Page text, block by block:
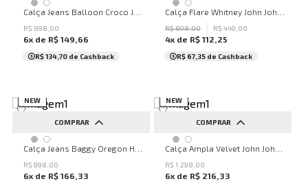
32 34 36 38
40
42
...
R$ 898 00
6x de R$ 149,66
R$ 134,70 de Cashback
PP P M G GG
R$898,00 R$ 449 00
4x de R$ 112,25
R$ 67,35 de Cashback
NEW
COMPRAR
32 34 36 38
40
42
...
R$ 998 00
6x de R$ 166,33
NEW
COMPRAR
34 36 38 40
42
44
R$ 1 298 00
6x de R$ 216,33